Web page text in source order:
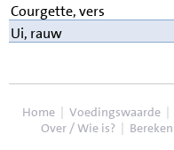
Courgette, vers
Ui, rauw
Home | Voedingswaarde |
Over / Wie is? | Bereken